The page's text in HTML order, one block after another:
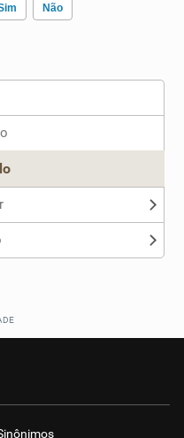
Não
me ajudou